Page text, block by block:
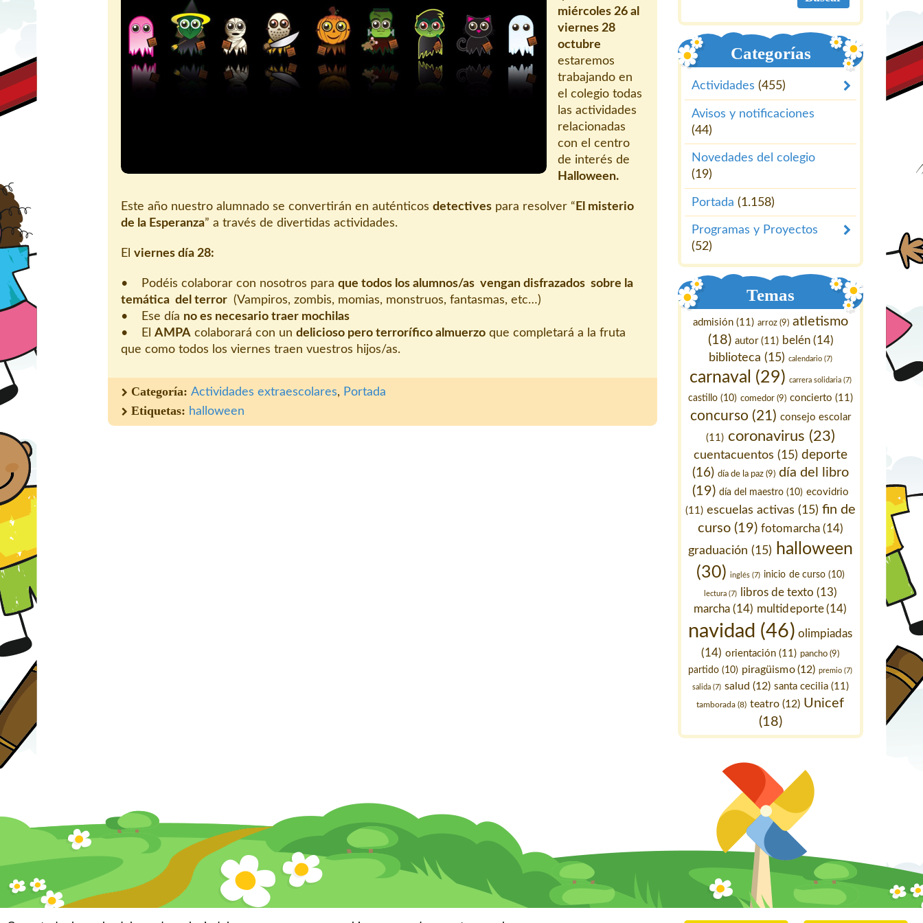
miércoles 26 al
viernes 28
octubre
estaremos
trabajando en
el colegio todas
las actividades
relacionadas
con el centro
de interés de
Halloween.
Este año nuestro alumnado se convertirán en auténticos detectives para resolver “ El misterio
de la Esperanza” a través de divertidas actividades.
El viernes día 28:
• Podéis colaborar con nosotros para que todos los alumnos/as vengan disfrazados sobre la
temática del terror (Vampiros, zombis, momias, monstruos, fantasmas, etc…)
• Ese día no es necesario traer mochilas
• El AMPA colaborará con un delicioso pero terrorífico almuerzo que completará a la fruta
que como todos los viernes traen vuestros hijos/as.
Categoría: Actividades extraescolares, Portada
Etiquetas: halloween
Categorías
Actividades (455)
Avisos y notificaciones
(44)
Novedades del colegio
(19)
Portada (1.158)
Programas y Proyectos
(52)
Temas
admisión (11) arroz (9) atletismo
(18) autor(11) belén(14)
biblioteca (15) calendario (7)
carnaval (29) carrera solidaria (7)
castillo (10) comedor (9) concierto (11)
concurso (21) consejo escolar
(11) coronavirus (23)
cuentacuentos (15) deporte
(16) día de la paz (9) día del libro
(19) día del maestro (10) ecovidrio
(11) escuelas activas (15) fin de
curso (19) fotomarcha(14)
graduación (15)
halloween
(30) inglés (7) inicio de curso(10)
lectura (7) libros de texto (13)
marcha (14) multideporte(14)
navidad (46) olimpiadas
(14) orientación (11) pancho (9)
partido (10) piragüismo(12) premio (7)
salida (7) salud (12) santa cecilia (11)
tamborada (8) teatro (12) Unicef
(18)